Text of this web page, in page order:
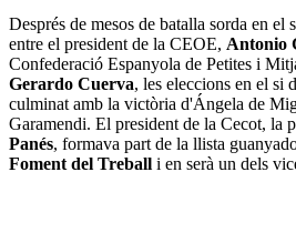
Després de mesos de batalla sorda en el
entre el president de la CEOE, Antonio
Confederació Espanyola de Petites i
Gerardo Cuerva, les eleccions en el si
culminat amb la victòria d'Ángela de
Garamendi. El president de la Cecot, la
Panés, formava part de la llista
Foment del Treball i en serà un dels